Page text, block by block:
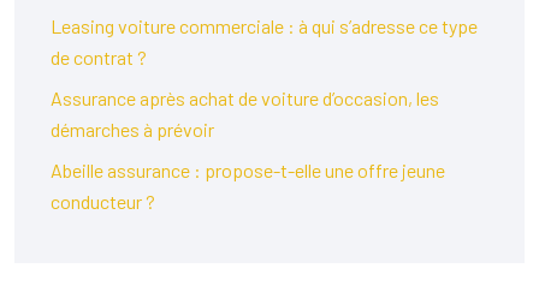
Leasing voiture commerciale : à qui s’adresse ce type
de contrat ?
Assurance après achat de voiture d’occasion, les
démarches à prévoir
Abeille assurance : propose-t-elle une offre jeune
conducteur ?